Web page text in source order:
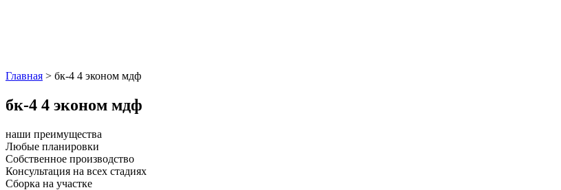
Главная > бк-4 4 эконом мдф
бк-4 4 эконом мдф
наши преимущества
Любые планировки
Собственное производство
Консультация на всех стадиях
Сборка на участке